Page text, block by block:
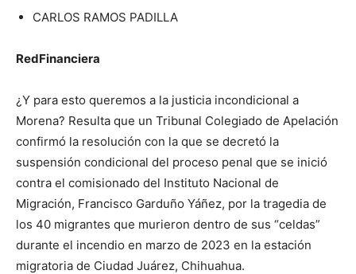
CARLOS RAMOS PADILLA
RedFinanciera
¿Y para esto queremos a la justicia incondicional a
Morena? Resulta que un Tribunal Colegiado de Apelación
confirmó la resolución con la que se decretó la
suspensión condicional del proceso penal que se inició
contra el comisionado del Instituto Nacional de
Migración, Francisco Garduño Yáñez, por la tragedia de
los 40 migrantes que murieron dentro de sus “celdas”
durante el incendio en marzo de 2023 en la estación
migratoria de Ciudad Juárez, Chihuahua.